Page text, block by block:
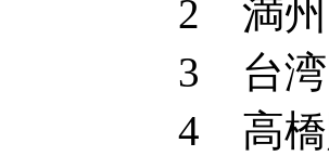
2 満州にお
3 台湾にお
4 高橋財政